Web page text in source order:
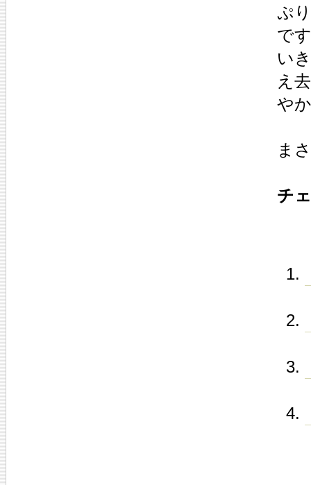
ぷ
で
い
え
や
ま
チ